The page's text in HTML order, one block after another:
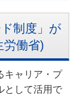
制度」が
労働省)
キャリア・プ
として活用で